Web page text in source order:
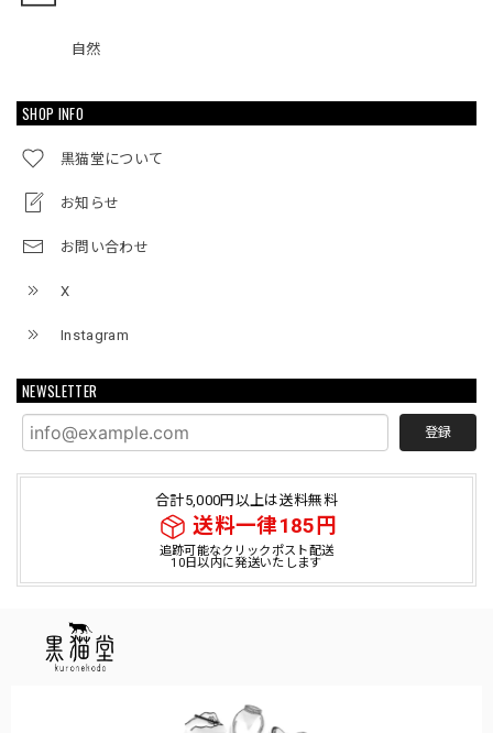
自然
SHOP INFO
黒猫堂について
お知らせ
お問い合わせ
X
Instagram
NEWSLETTER
登録
合計5,000円以上は送料無料
送料一律185円
追跡可能なクリックポスト配送
10日以内に発送いたします